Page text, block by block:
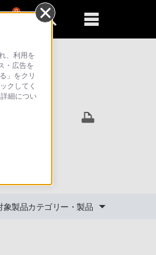
0
象製品カテゴリー・製品
、利用を
・広告を
」をクリ
クしてく
細につい